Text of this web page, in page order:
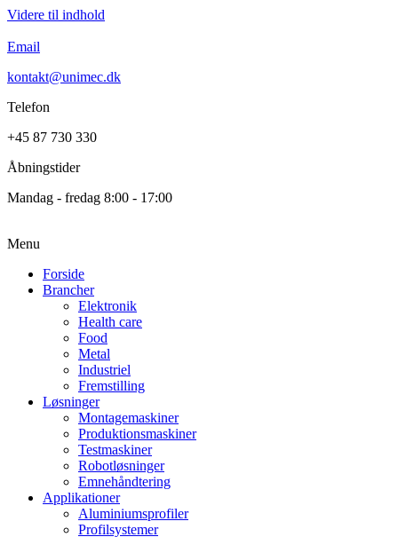
Videre til indhold
Email
kontakt@unimec.dk
Telefon
+45 87 730 330
Åbningstider
Mandag - fredag 8:00 - 17:00
Menu
Forside
Brancher
Elektronik
Health care
Food
Metal
Industriel
Fremstilling
Løsninger
Montagemaskiner
Produktionsmaskiner
Testmaskiner
Robotløsninger
Emnehåndtering
Applikationer
Aluminiumsprofiler
Profilsystemer